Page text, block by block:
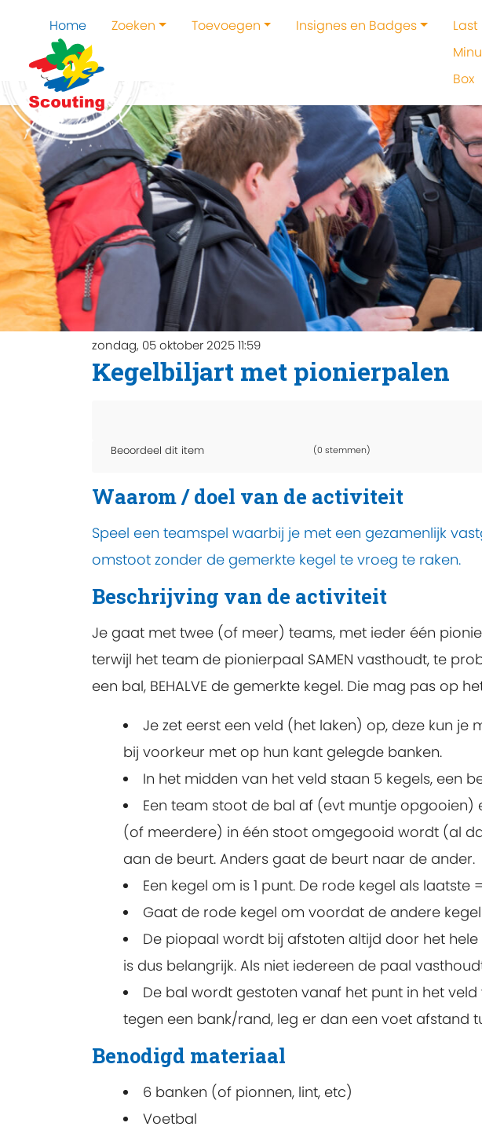
Home Zoeken Toevoegen Insignes en Badges
Last
Box
zondag, 05 oktober 2025 11:59
Kegelbiljart met pionierpalen
Beoordeel dit item (0 stemmen)
Waarom / doel van de activiteit
Speel een teamspel waarbij je met een gezamenlijk
omstoot zonder de gemerkte kegel te vroeg te raken.
Beschrijving van de activiteit
Je gaat met twee (of meer) teams, met ieder één
terwijl het team de pionierpaal SAMEN vasthoudt, te
een bal, BEHALVE de gemerkte kegel. Die mag pas op
Je zet eerst een veld (het laken) op, deze kun
bij voorkeur met op hun kant gelegde banken.
In het midden van het veld staan 5 kegels, een
Een team stoot de bal af (evt muntje opgooien)
(of meerdere) in één stoot omgegooid wordt (al
aan de beurt. Anders gaat de beurt naar de ander.
Een kegel om is 1 punt. De rode kegel als laatste
Gaat de rode kegel om voordat de andere
De piopaal wordt bij afstoten altijd door het
is dus belangrijk. Als niet iedereen de paal
De bal wordt gestoten vanaf het punt in het
tegen een bank/rand, leg er dan een voet afstand
Benodigd materiaal
6 banken (of pionnen, lint, etc)
Voetbal